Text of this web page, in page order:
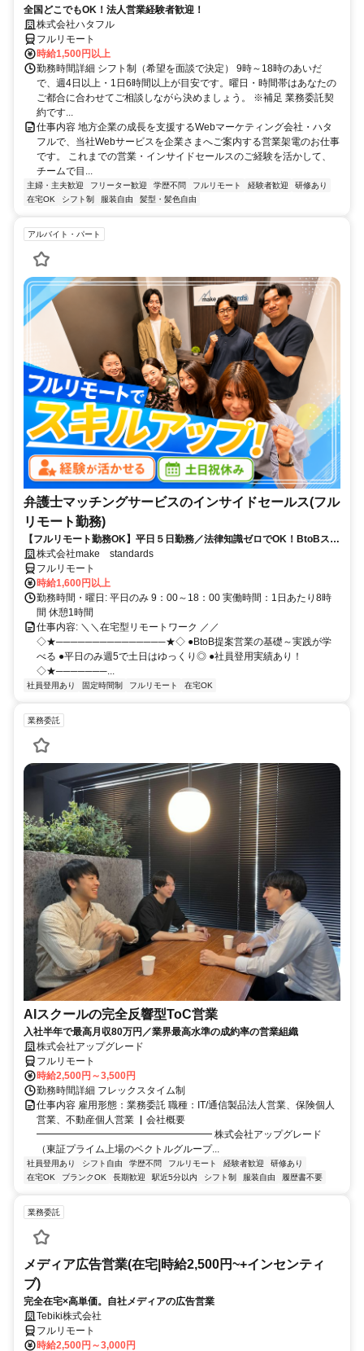
全国どこでもOK！法人営業経験者歓迎！
株式会社ハタフル
フルリモート
時給1,500円以上
勤務時間詳細 シフト制（希望を面談で決定） 9時～18時のあいだ
で、週4日以上・1日6時間以上が目安です。曜日・時間帯はあなたの
ご都合に合わせてご相談しながら決めましょう。 ※補足 業務委託契
約です...
仕事内容 地方企業の成長を支援するWebマーケティング会社・ハタ
フルで、当社Webサービスを企業さまへご案内する営業架電のお仕事
です。 これまでの営業・インサイドセールスのご経験を活かして、
チームで目...
主婦・主夫歓迎 フリーター歓迎 学歴不問 フルリモート 経験者歓迎
研修あり
在宅OK
シフト制 服装自由 髪型・髪色自由
アルバイト・パート
弁護士マッチングサービスのインサイドセールス(フル
リモート勤務)
【フルリモート勤務OK】平日５日勤務／法律知識ゼロでOK！BtoBスキ
ルが身につく営業職
株式会社make standards
フルリモート
時給1,600円以上
勤務時間・曜日: 平日のみ 9：00～18：00 実働時間：1日あたり8時
間 休憩1時間
仕事内容: ＼＼在宅型リモートワーク ／／
◇★───────────────★◇ ●BtoB提案営業の基礎～実践が学
べる ●平日のみ週5で土日はゆっくり◎ ●社員登用実績あり！
◇★───────...
社員登用あり 固定時間制 フルリモート 在宅OK
業務委託
AIスクールの完全反響型ToC営業
入社半年で最高月収80万円／業界最高水準の成約率の営業組織
株式会社アップグレード
フルリモート
時給2,500円～3,500円
勤務時間詳細 フレックスタイム制
仕事内容 雇用形態：業務委託 職種：IT/通信製品法人営業、保険個人
営業、不動産個人営業 ▏会社概要
━━━━━━━━━━━━━━━━━━ 株式会社アップグレード
（東証プライム上場のベクトルグループ...
社員登用あり シフト自由 学歴不問 フルリモート 経験者歓迎
研修あり
在宅OK
ブランクOK 長期歓迎 駅近5分以内 シフト制 服装自由 履歴書不要
業務委託
メディア広告営業(在宅|時給2,500円~+インセンティ
ブ)
完全在宅×高単価。自社メディアの広告営業
Tebiki株式会社
フルリモート
時給2,500円～3,000円